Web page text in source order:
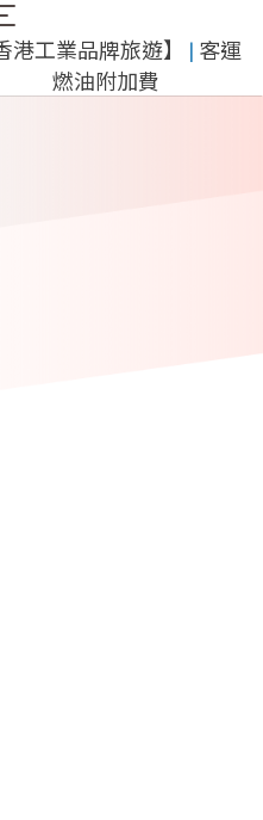
港工業品牌旅遊】 ​ | 客運
燃油附加費